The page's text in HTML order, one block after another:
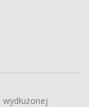
wydłużonej